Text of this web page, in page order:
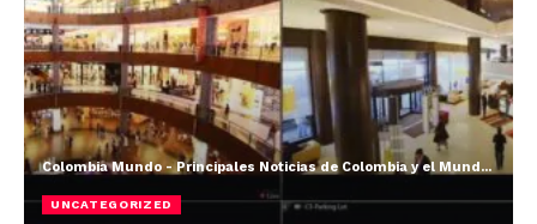
Colombia Mundo - Principales Noticias de Colombia y el Mundo Hoy
UNCATEGORIZED